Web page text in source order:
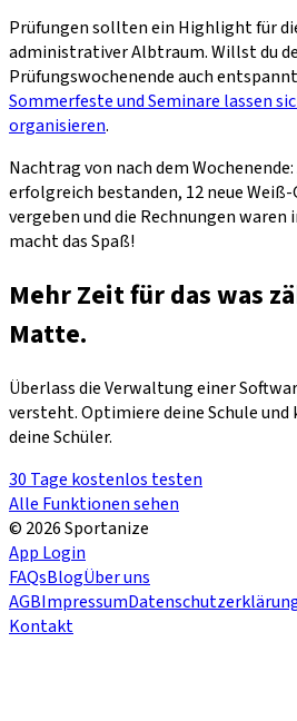
Prüfungen sollten ein Highlight für
administrativer Albtraum. Willst du
Prüfungswochenende auch
Sommerfeste und Seminare lassen
organisieren.
Nachtrag von nach dem Wochenende:
erfolgreich bestanden, 12 neue
vergeben und die Rechnungen waren
macht das Spaß!
Mehr Zeit für das was
Matte.
Überlass die Verwaltung einer
versteht. Optimiere deine Schule
deine Schüler.
30 Tage kostenlos testen
Alle Funktionen sehen
© 2026 Sportanize
App Login
FAQsBlogÜber uns
AGBImpressum
Kontakt